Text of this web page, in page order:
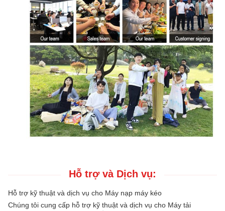
Hỗ trợ và Dịch vụ:
Hỗ trợ kỹ thuật và dịch vụ cho Máy nạp máy kéo
Chúng tôi cung cấp hỗ trợ kỹ thuật và dịch vụ cho Máy tải